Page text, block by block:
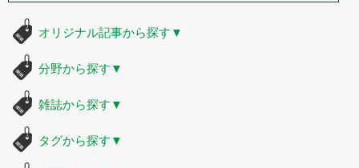
オリジナル記事から探す ▼
分野から探す ▼
雑誌から探す ▼
タグから探す ▼